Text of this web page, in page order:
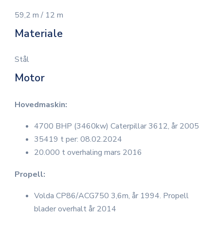
59,2 m / 12 m
Materiale
Stål
Motor
Hovedmaskin:
4700 BHP (3460kw) Caterpillar 3612, år 2005
35419 t per: 08.02.2024
20.000 t overhaling mars 2016
Propell:
Volda CP86/ACG750 3,6m, år 1994. Propell
blader overhalt år 2014